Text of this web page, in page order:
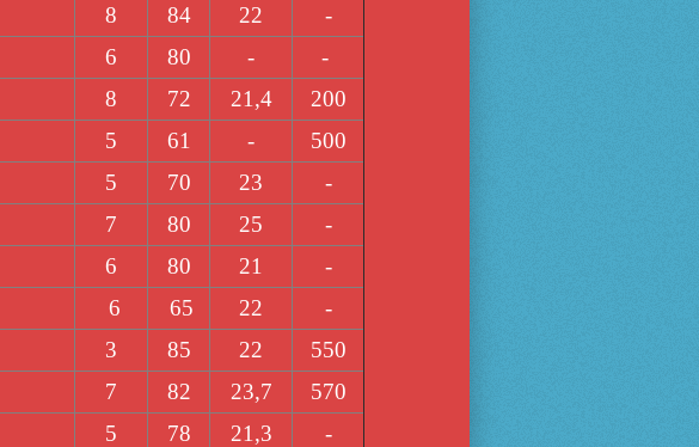
8 84 22 -
6 80 - -
8 72 21,4 200
5 61 - 500
5 70 23 -
7 80 25 -
6 80 21 -
6 65 22 -
3 85 22 550
7 82 23,7 570
5 78 21,3 -